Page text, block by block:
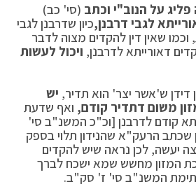
על הנוב"י וכתב (סי' כב)
לגבי דרבנן,כיון שדרבנן לגבי
שאין דין להקדים מצוה לדבר
דאורייתא לדרבנן, ויכול לעשות
דידן ש'אשר יצר' הוא תדיר, יש
משום דתדיר קודם, ואף שדעת
קודם לדרבנן [וכ"כ המשנ"ב סי'
שכתב הרעק"א שהנידון תלוי בספק
יעשה, לכן נראה שיש להקדים
המזון מחשש שמא ישכח לברך
המשנ"ב סי' ז' סק"ב.